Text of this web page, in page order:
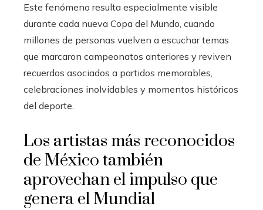
Este fenómeno resulta especialmente visible
durante cada nueva Copa del Mundo, cuando
millones de personas vuelven a escuchar temas
que marcaron campeonatos anteriores y reviven
recuerdos asociados a partidos memorables,
celebraciones inolvidables y momentos históricos
del deporte.
Los artistas más reconocidos
de México también
aprovechan el impulso que
genera el Mundial